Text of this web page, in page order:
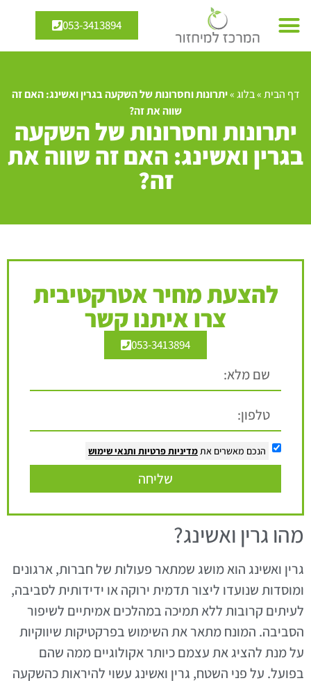
053-3413894
דף הבית»בלוג»יתרונות וחסרונות של השקעה בגרין ואשינג: האם זה
שווה את זה?
יתרונות וחסרונות של השקעה
בגרין ואשינג: האם זה שווה את
זה?
להצעת מחיר אטרקטיבית
צרו איתנו קשר
053-3413894
הנכם מאשרים את מדיניות פרטיות ותנאי שימוש
שליחה
מהו גרין ואשינג?
גרין ואשינג הוא מושג שמתאר פעולות של חברות, ארגונים
ומוסדות שנועדו ליצור תדמית ירוקה או ידידותית לסביבה,
לעיתים קרובות ללא תמיכה במהלכים אמיתיים לשיפור
הסביבה. המונח מתאר את השימוש בפרקטיקות שיווקיות
על מנת להציג את עצמם כיותר אקולוגיים ממה שהם
בפועל. על פני השטח, גרין ואשינג עשוי להיראות כהשקעה